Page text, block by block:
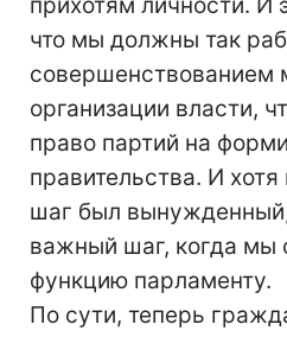
что мы должны так
совершенствованием
организации власти,
право партий на
правительства. И хотя
шаг был
важный шаг, когда мы
функцию парламенту.
По сути, теперь